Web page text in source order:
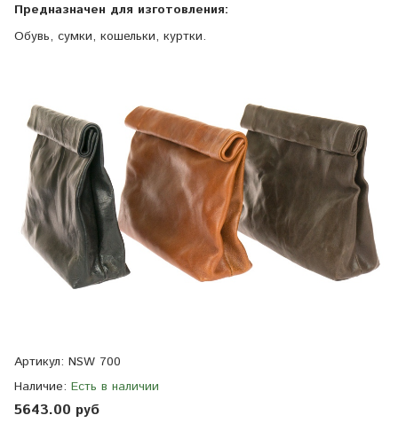
Предназначен для изготовления:
Обувь, сумки, кошельки, куртки.
Артикул: NSW 700
Наличие: Есть в наличии
5643.00 руб